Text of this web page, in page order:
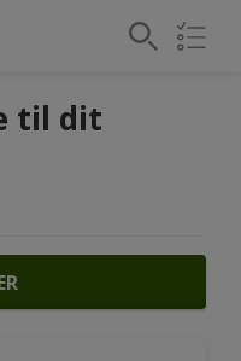
til dit